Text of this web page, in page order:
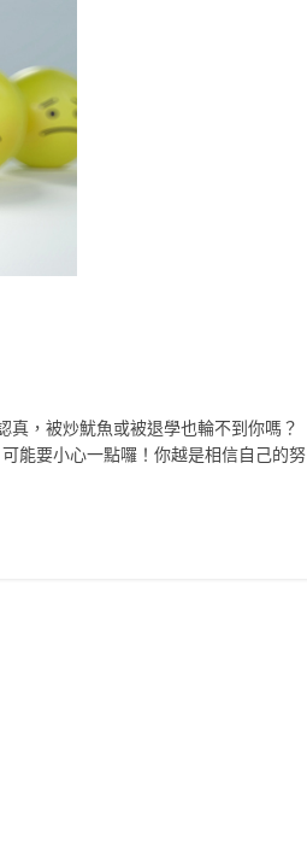
，被炒魷魚或被退學也輪不到你嗎？
能要小心一點囉！你越是相信自己的努